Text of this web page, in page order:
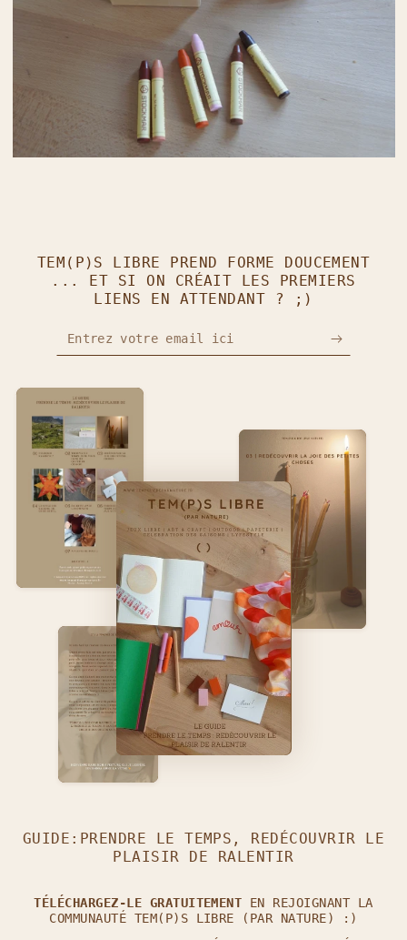
TEM(P)S LIBRE PREND FORME DOUCEMENT
... ET SI ON CRÉAIT LES PREMIERS
LIENS EN ATTENDANT ? ;)
Entrez votre email ici
GUIDE:PRENDRE LE TEMPS, REDÉCOUVRIR LE
PLAISIR DE RALENTIR
TÉLÉCHARGEZ-LE GRATUITEMENT EN REJOIGNANT LA
COMMUNAUTÉ TEM(P)S LIBRE (PAR NATURE) :)